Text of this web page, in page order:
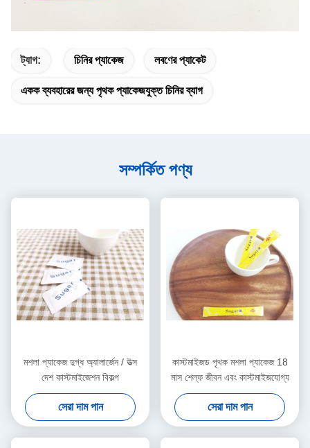
ট্যাগ: চিনির প্যাকেজ লবণের প্যাকেট
একক ব্যবহারের জন্য পৃথক প্যাকেজযুক্ত চিনির ব্যাগ
সম্পর্কিত পণ্য
মশলা প্যাকেজ দুগ্ধ অ্যালার্জেন / উত্স
দেশ কাস্টমাইজেশন বিকল্প
সেরা দাম পান
কাস্টমাইজড পৃথক মশলা প্যাকেজ 18
মাস শেল্ফ জীবন এবং কাস্টমাইজযোগ্য
সেরা দাম পান